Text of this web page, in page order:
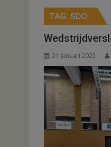
TAG: SDO
21 januari 2025